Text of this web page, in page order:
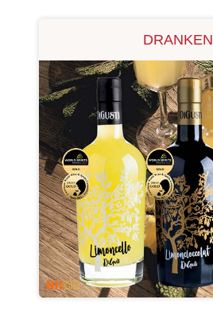
DRANKEN